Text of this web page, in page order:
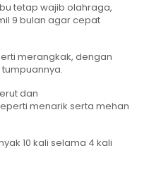
tetap wajib olahraga,
9 bulan agar cepat
merangkak, dengan
dan
menarik serta mehan
10 kali selama 4 kali